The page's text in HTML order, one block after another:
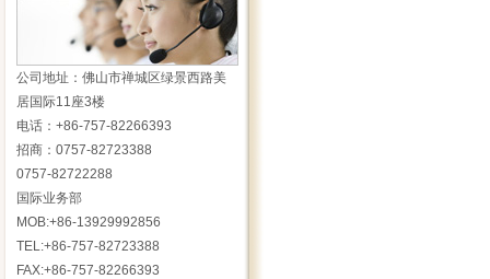
公司地址：佛山市禅城区绿景西路美
居国际11座3楼
电话：+86-757-82266393
招商：0757-82723388
0757-82722288
国际业务部
MOB:+86-13929992856
TEL:+86-757-82723388
FAX:+86-757-82266393